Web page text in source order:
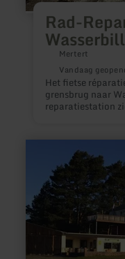
Rad-
Mertert
Vandaag
Het fietse
grensbrug naar
reparatiestation zich
Trike-
Rundflüge
Michael
Reinhardt